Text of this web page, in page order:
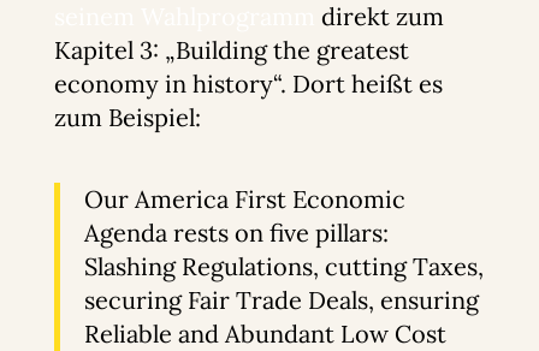
direkt zum
Kapitel 3: „Building the greatest
economy in history“. Dort heißt es
zum Beispiel:
Our America First Economic
Agenda rests on five pillars:
Slashing Regulations, cutting Taxes,
securing Fair Trade Deals, ensuring
Reliable and Abundant Low Cost